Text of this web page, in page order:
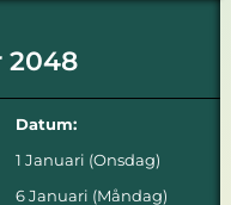
2048
Datum:
1 Januari (Onsdag)
6 Januari (Måndag)